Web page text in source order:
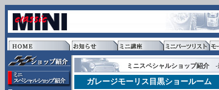
ミニスペシャルショップ紹介 -
ガレージモーリス目黒ショールーム